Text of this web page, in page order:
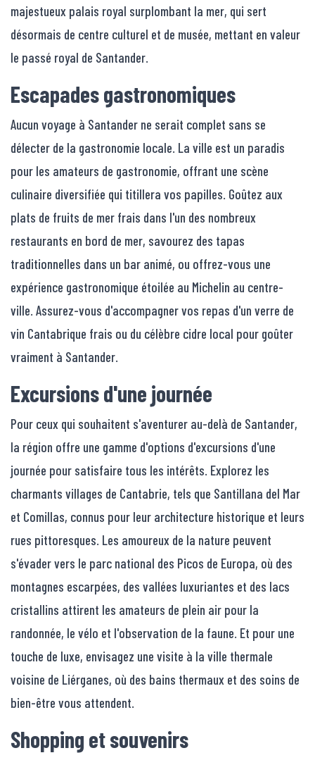
majestueux palais royal surplombant la mer, qui sert
désormais de centre culturel et de musée, mettant en valeur
le passé royal de Santander.
Escapades gastronomiques
Aucun voyage à Santander ne serait complet sans se
délecter de la gastronomie locale. La ville est un paradis
pour les amateurs de gastronomie, offrant une scène
culinaire diversifiée qui titillera vos papilles. Goûtez aux
plats de fruits de mer frais dans l'un des nombreux
restaurants en bord de mer, savourez des tapas
traditionnelles dans un bar animé, ou offrez-vous une
expérience gastronomique étoilée au Michelin au centre-
ville. Assurez-vous d'accompagner vos repas d'un verre de
vin Cantabrique frais ou du célèbre cidre local pour goûter
vraiment à Santander.
Excursions d'une journée
Pour ceux qui souhaitent s'aventurer au-delà de Santander,
la région offre une gamme d'options d'excursions d'une
journée pour satisfaire tous les intérêts. Explorez les
charmants villages de Cantabrie, tels que Santillana del Mar
et Comillas, connus pour leur architecture historique et leurs
rues pittoresques. Les amoureux de la nature peuvent
s'évader vers le parc national des Picos de Europa, où des
montagnes escarpées, des vallées luxuriantes et des lacs
cristallins attirent les amateurs de plein air pour la
randonnée, le vélo et l'observation de la faune. Et pour une
touche de luxe, envisagez une visite à la ville thermale
voisine de Liérganes, où des bains thermaux et des soins de
bien-être vous attendent.
Shopping et souvenirs